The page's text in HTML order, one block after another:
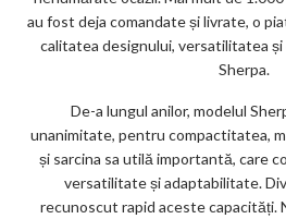
au fost deja comandate și livrate, o
calitatea designului, versatilitatea
Sherpa.
De-a lungul anilor, modelul
unanimitate, pentru compactitatea,
și sarcina sa utilă importantă, care
versatilitate și adaptabilitate.
recunoscut rapid aceste capacități.